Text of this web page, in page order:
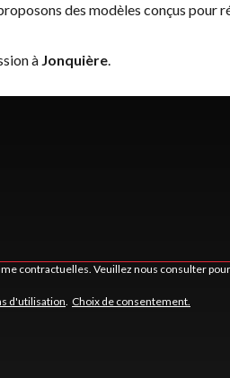
des modèles conçus pour
à Jonquière.
contractuelles. Veuillez nous consulter
d'utilisation. Choix de consentement.